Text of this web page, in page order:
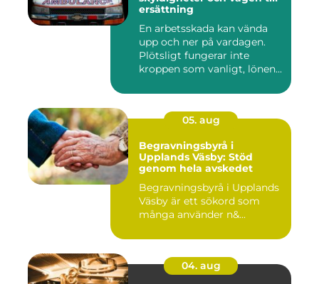
ersättning
En arbetsskada kan vända
upp och ner på vardagen.
Plötsligt fungerar inte
kroppen som vanligt, lönen...
05. aug
Begravningsbyrå i
Upplands Väsby: Stöd
genom hela avskedet
Begravningsbyrå i Upplands
Väsby är ett sökord som
många använder n&...
04. aug